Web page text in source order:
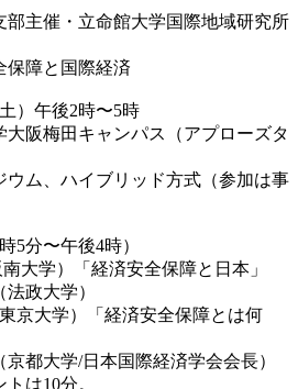
部主催・立命館大学国際地域研究所
障と国際経済
）午後2時〜5時
大阪梅田キャンパス（アプローズタ
ウム、ハイブリッド方式（参加は事
5分〜午後4時）
大学）「経済安全保障と日本」
政大学）
京大学）「経済安全保障とは何
都大学/日本国際経済学会会長）
は10分。